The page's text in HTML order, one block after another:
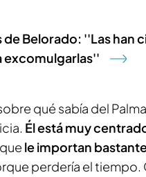
Belorado: ''Las han
excomulgarlas''
qué sabía del
Él está muy
le importan
perdería el tiempo.